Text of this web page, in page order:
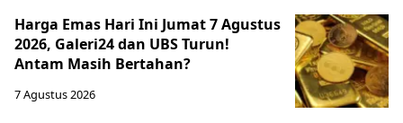
Harga Emas Hari Ini Jumat 7 Agustus
2026, Galeri24 dan UBS Turun!
Antam Masih Bertahan?
7 Agustus 2026